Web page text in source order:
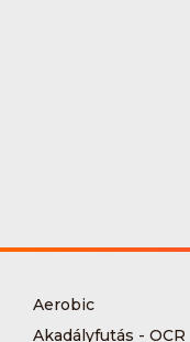
Aerobic
Akadályfutás - OCR